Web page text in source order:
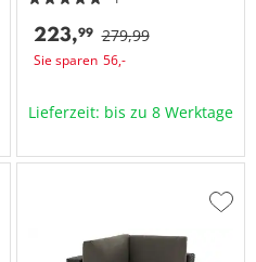
279,99
223,99
56,-
Sie sparen
Lieferzeit: bis zu 8 Werktage
Zur